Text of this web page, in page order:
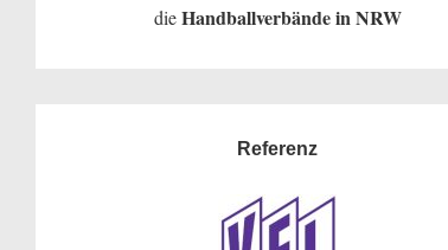
dieHandballverbände in NRW
Referenz